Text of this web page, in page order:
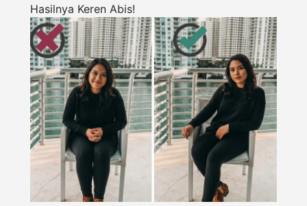
Hasilnya Keren Abis!